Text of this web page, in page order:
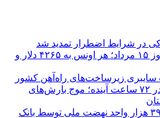
در شرایط اضطرار تمدید شد
قیمت جهانی طلا امروز ۱۵ مرداد؛ هر اونس به ۴۲۶۵ دلار و
سایبری زیرساخت‌های راه‌آهن کشور
وضعیت جوی کشور در ۷۲ ساعت آینده؛ موج بارش‌های
تأمین مالی بیش از ۳۹۶ هزار واحد نهضت ملی توسط بانک